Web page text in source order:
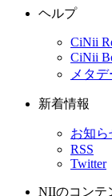
ヘルプ
CiNii
CiNii
メタ
新着情報
お知ら
RSS
Twitter
NIIのコンテ